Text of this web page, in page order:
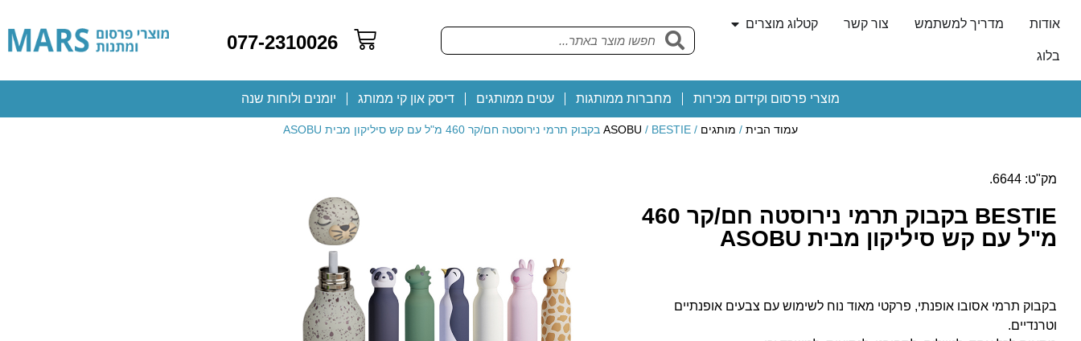
אודות מדריך למשתמש צור קשר קטלוג מוצרים
בלוג
077-2310026
מוצרי פרסום וקידום מכירות מחברות ממותגות עטים ממותגים דיסק און קי ממותג יומנים ולוחות שנה
עמוד הבית / מותגים /
ASOBU / BESTIE בקבוק תרמי נירוסטה חם/קר 460 מ"ל עם קש סיליקון מבית ASOBU
מק"ט: 6644.
BESTIE בקבוק תרמי נירוסטה חם/קר 460
מ"ל עם קש סיליקון מבית ASOBU
בקבוק תרמי אסובו אופנתי, פרקטי מאוד נוח לשימוש עם צבעים אופנתיים
וטרנדיים.